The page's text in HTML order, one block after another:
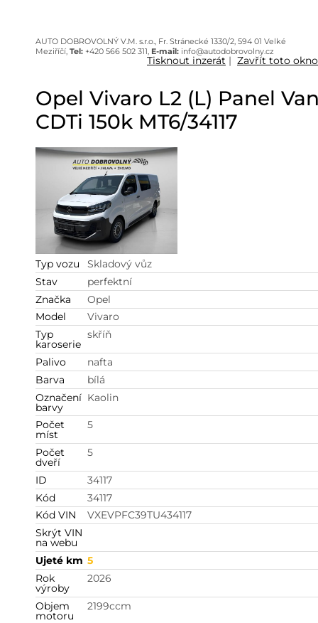
AUTO DOBROVOLNÝ V.M. s.r.o., Fr. Stránecké 1330/2, 594 01 Velké
Meziříčí, Tel: +420 566 502 311, E-mail: info@autodobrovolny.cz
Tisknout inzerát | Zavřít toto okno
Opel Vivaro L2 (L) Panel
CDTi 150k MT6/34117
Typ vozu
Skladový vůz
Stav
perfektní
Značka
Opel
Model
Vivaro
Typ
karoserie
skříň
Palivo
nafta
Barva
bílá
Označení
barvy
Kaolin
Počet
míst
5
Počet
dveří
5
ID
34117
Kód
34117
Kód VIN
VXEVPFC39TU434117
Skrýt VIN
na webu
Ujeté km 5
Rok
výroby
2026
Objem
motoru
2199ccm